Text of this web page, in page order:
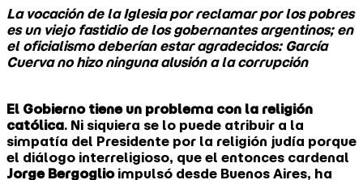
La vocación de la Iglesia por reclamar por los pobres
es un viejo fastidio de los gobernantes argentinos; en
el oficialismo deberían estar agradecidos: García
Cuerva no hizo ninguna alusión a la corrupción
El Gobierno tiene un problema con la religión
católica. Ni siquiera se lo puede atribuir a la
simpatía del Presidente por la religión judía porque
el diálogo interreligioso, que el entonces cardenal
Jorge Bergoglio impulsó desde Buenos Aires, ha